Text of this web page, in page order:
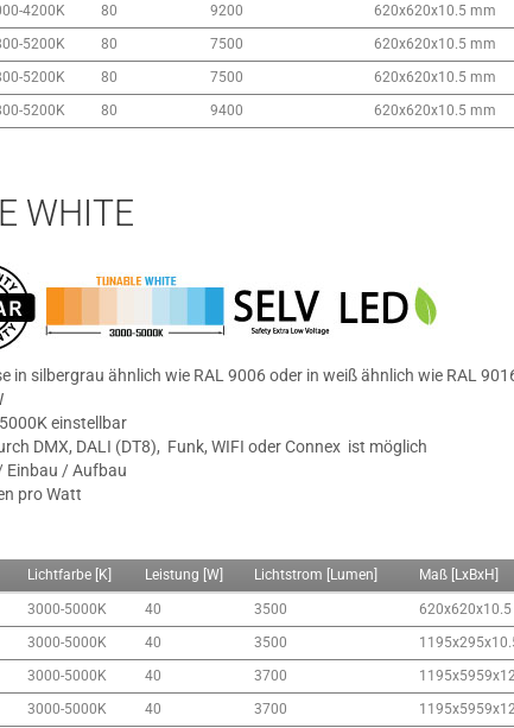
4200K 80 9200 620x620x10.5 mm
5200K 80 7500 620x620x10.5 mm
5200K 80 7500 620x620x10.5 mm
5200K 80 9400 620x620x10.5 mm
WHITE
in silbergrau ähnlich wie RAL 9006 oder in weiß ähnlich wie RAL
einstellbar
DMX, DALI (DT8), Funk, WIFI oder Connex ist möglich
Einbau / Aufbau
pro Watt
Lichtfarbe [K] Leistung [W] Lichtstrom [Lumen] Maß [LxBxH]
3000-5000K 40 3500
3000-5000K 40 3500
3000-5000K 40 3700
3000-5000K 40 3700